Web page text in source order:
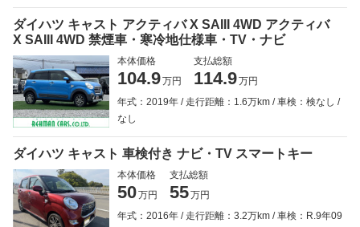
ダイハツ キャスト アクティバ X SAIII 4WD アクティバ
X SAIII 4WD 禁煙車・寒冷地仕様車・TV・ナビ
本体価格
104.9万円
支払総額
114.9万円
年式：2019年
走行距離：1.6万km
車検：検なし
なし
ダイハツ キャスト 車検付き ナビ・TV スマートキー
本体価格
50万円
支払総額
55万円
年式：2016年
走行距離：3.2万km 車検：R.9年09